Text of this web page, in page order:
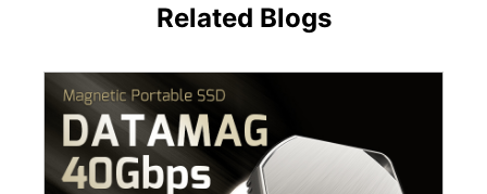
Related Blogs